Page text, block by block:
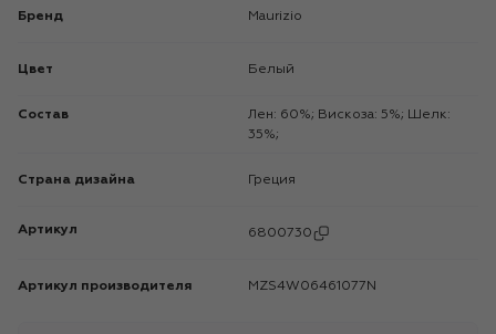
Бренд Maurizio
Цвет Белый
Состав
Лен: 60%; Вискоза: 5%; Шелк:
35%;
Страна дизайна Греция
Артикул 6800730
Артикул производителя MZS4W06461077N